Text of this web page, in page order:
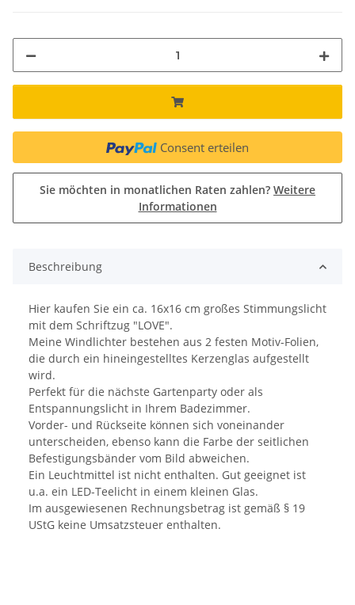
Consent erteilen
Sie möchten in monatlichen Raten zahlen? Weitere
Informationen
Beschreibung
Hier kaufen Sie ein ca. 16x16 cm großes Stimmungslicht
mit dem Schriftzug "LOVE".
Meine Windlichter bestehen aus 2 festen Motiv-Folien,
die durch ein hineingestelltes Kerzenglas aufgestellt
wird.
Perfekt für die nächste Gartenparty oder als
Entspannungslicht in Ihrem Badezimmer.
Vorder- und Rückseite können sich voneinander
unterscheiden, ebenso kann die Farbe der seitlichen
Befestigungsbänder vom Bild abweichen.
Ein Leuchtmittel ist nicht enthalten. Gut geeignet ist
u.a. ein LED-Teelicht in einem kleinen Glas.
Im ausgewiesenen Rechnungsbetrag ist gemäß § 19
UStG keine Umsatzsteuer enthalten.